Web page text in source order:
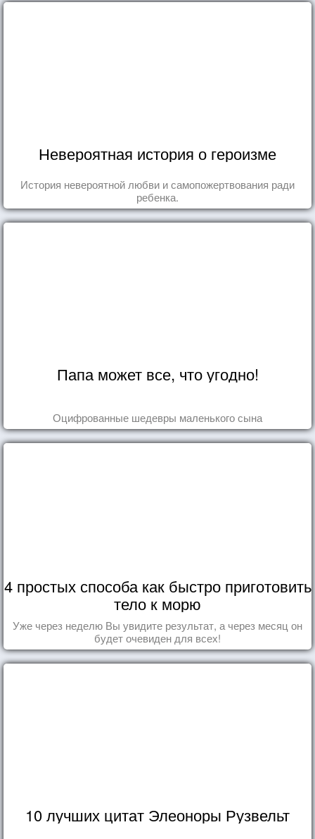
Невероятная история о героизме
История невероятной любви и самопожертвования ради
ребенка.
Папа может все, что угодно!
Оцифрованные шедевры маленького сына
4 простых способа как быстро приготовить
тело к морю
Уже через неделю Вы увидите результат, а через месяц он
будет очевиден для всех!
10 лучших цитат Элеоноры Рузвельт